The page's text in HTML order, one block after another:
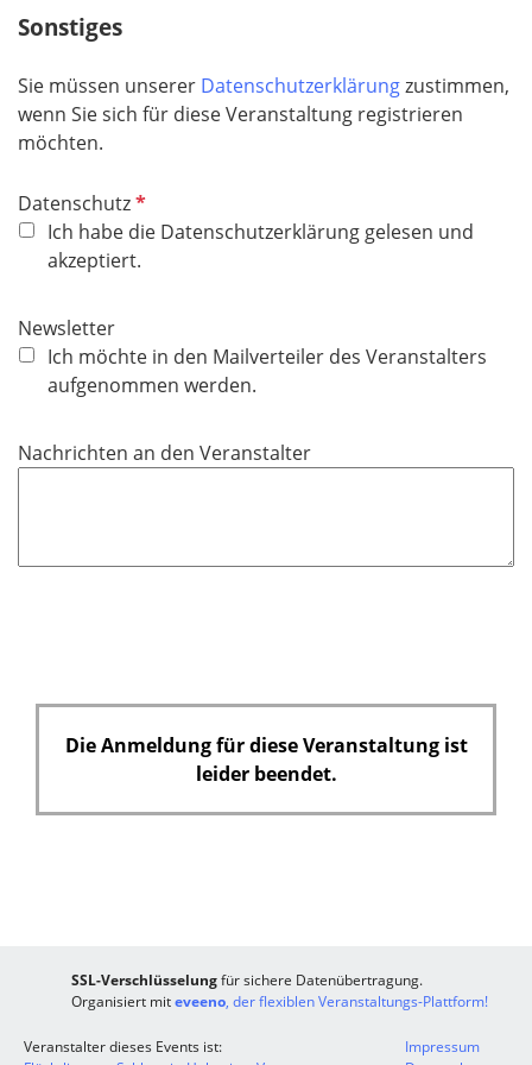
h
f
e
l
Sonstiges
Sie müssen unserer Datenschutzerklärungzustimmen,
wenn Sie sich für diese Veranstaltung registrieren
möchten.
DatenschutzP
f
l
h
t
f
l
Ich habe die Datenschutzerklärung gelesen und
akzeptiert.
Newsletter
Ich möchte in den Mailverteiler des Veranstalters
aufgenommen werden.
Nachrichten an den Veranstalter
Die Anmeldung für diese Veranstaltung ist
leider beendet.
SSL-Verschlüsselungfür sichere Datenübertragung.
Organisiert miteveeno, der flexiblen Veranstaltungs-Plattform!
Veranstalter dieses Events ist:
Impressum